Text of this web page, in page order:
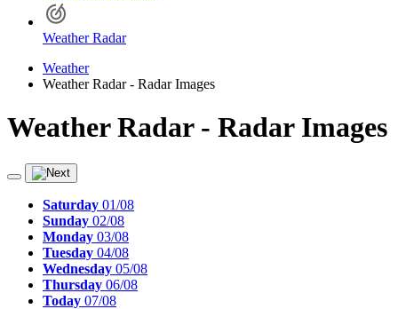
Weather Radar
Weather
Weather Radar - Radar Images
Weather Radar - Radar Images
Saturday 01/08
Sunday 02/08
Monday 03/08
Tuesday 04/08
Wednesday 05/08
Thursday 06/08
Today 07/08